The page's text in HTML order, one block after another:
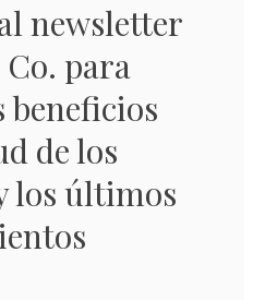
newsletter
para
beneficios
de los
los últimos